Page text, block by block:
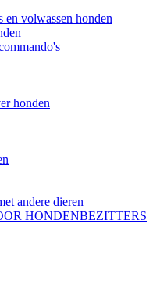
volwassen honden
honden
andere dieren
HONDENBEZITTERS